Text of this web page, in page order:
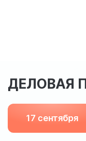
ДЕЛОВАЯ
17 сентября